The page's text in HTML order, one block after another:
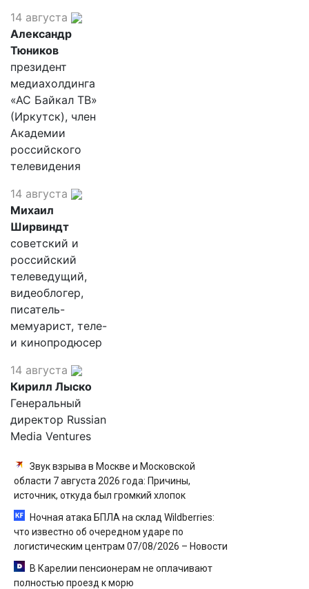
14 августа
Александр
Тюников
президент
медиахолдинга
«АС Байкал ТВ»
(Иркутск), член
Академии
российского
телевидения
14 августа
Михаил
Ширвиндт
советский и
российский
телеведущий,
видеоблогер,
писатель-
мемуарист, теле-
и кинопродюсер
14 августа
Кирилл Лыско
Генеральный
директор Russian
Media Ventures
Звук взрыва в Москве и Московской
области 7 августа 2026 года: Причины,
источник, откуда был громкий хлопок
Ночная атака БПЛА на склад Wildberries:
что известно об очередном ударе по
логистическим центрам 07/08/2026 – Новости
В Карелии пенсионерам не оплачивают
полностью проезд к морю